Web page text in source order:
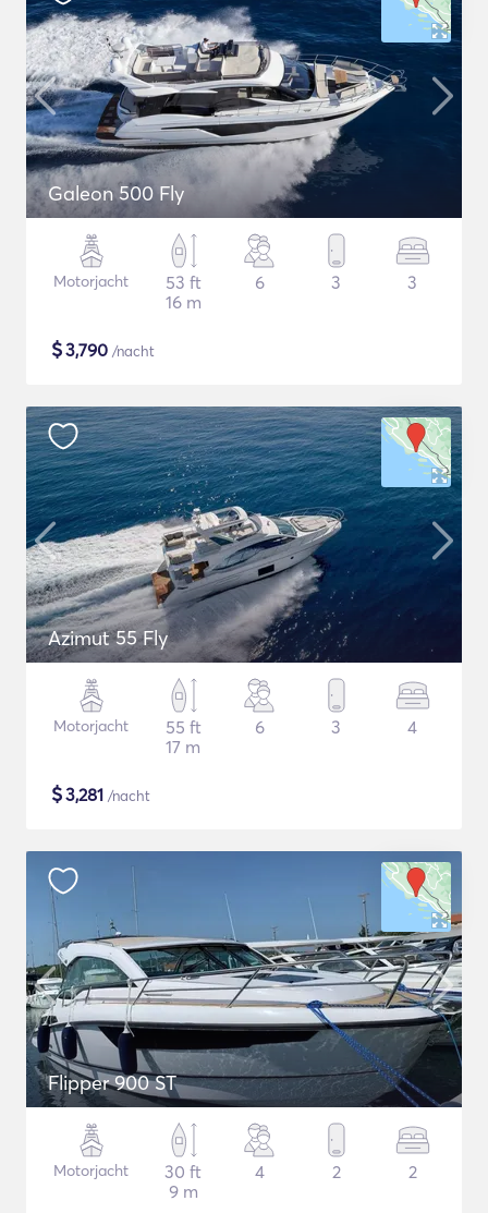
Galeon 500 Fly
Motorjacht
53 ft
16 m
6 3 3
$3,790 /nacht
Azimut 55 Fly
Motorjacht
55 ft
17 m
6 3 4
$3,281 /nacht
Flipper 900 ST
Motorjacht
30 ft
9 m
4 2 2